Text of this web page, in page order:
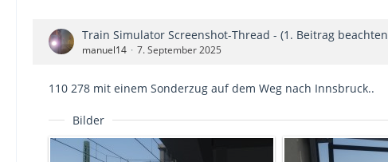
Train Simulator Screenshot-Thread - (1. Beitrag
manuel14 7. September 2025
110 278 mit einem Sonderzug auf dem Weg nach Innsbruck..
Bilder